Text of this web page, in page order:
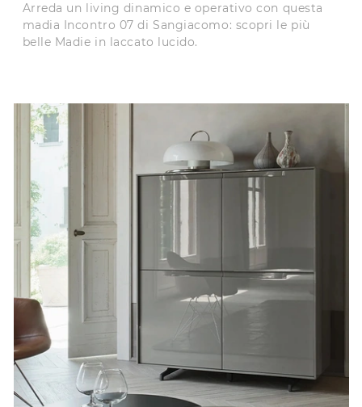
Arreda un living dinamico e operativo con questa
madia Incontro 07 di Sangiacomo: scopri le più
belle Madie in laccato lucido.